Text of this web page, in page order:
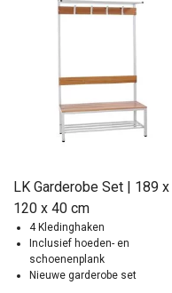
LK Garderobe Set | 189 x
120 x 40 cm
4 Kledinghaken
Inclusief hoeden- en
schoenenplank
Nieuwe garderobe set